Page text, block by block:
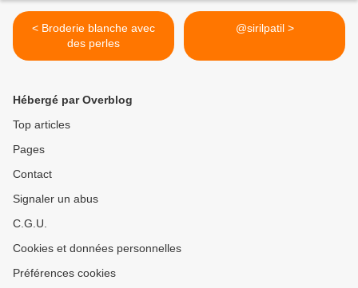
< Broderie blanche avec
des perles
@sirilpatil >
Hébergé par Overblog
Top articles
Pages
Contact
Signaler un abus
C.G.U.
Cookies et données personnelles
Préférences cookies